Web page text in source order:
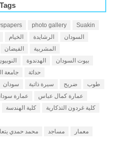
Tags
photo gallery
Suakin
الخيام الرشايدة
السودان
الفيضان
المشربية
الهدندوة
بيوت السودان
جامعة
حداثة
سودان سيرة ذاتية ضريح
طوب
عمارة
عمارة كمال عباس
كلية الهندسة
كلية غردون التذكارية
محمد حمدي
مساجد
معمار